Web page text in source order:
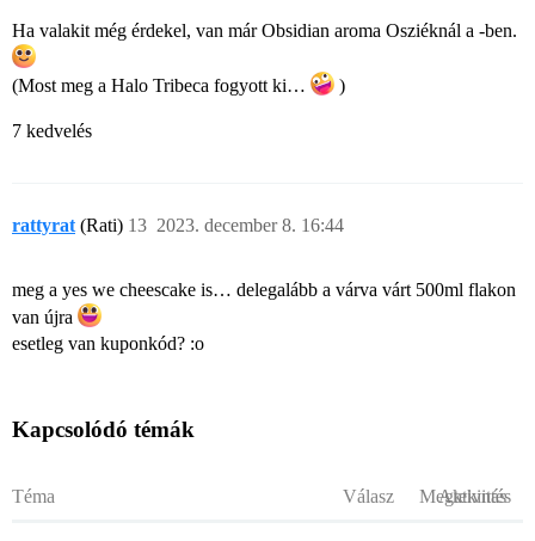
Ha valakit még érdekel, van már Obsidian aroma Osziéknál a -ben.
(Most meg a Halo Tribeca fogyott ki… )
7 kedvelés
rattyrat (Rati) 2023. december 8. 16:44
13
meg a yes we cheescake is… delegalább a várva várt 500ml flakon
van újra
esetleg van kuponkód? :o
Kapcsolódó témák
Téma Válasz Megtekintés
Aktivitás